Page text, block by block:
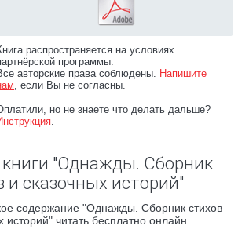
распространяется на условиях
программы.
авторские права соблюдены. Напишите
, если Вы не согласны.
но не знаете что делать дальше?
.
"Однажды. Сборник
и сказочных историй"
содержание "Однажды. Сборник стихов
историй" читать бесплатно онлайн.